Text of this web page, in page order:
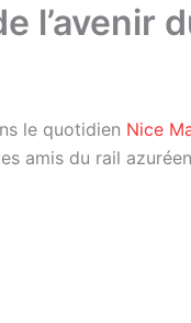
l’avenir
le quotidien Nice
amis du rail